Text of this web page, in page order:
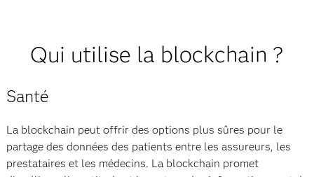
Qui utilise la blockchain ?
Santé
La blockchain peut offrir des options plus sûres pour le
partage des données des patients entre les assureurs, les
prestataires et les médecins. La blockchain promet